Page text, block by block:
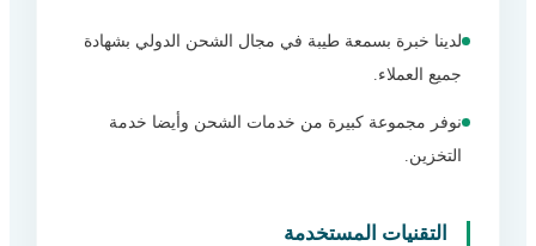
لدينا خبرة بسمعة طيبة في مجال الشحن الدولي بشهادة
جميع العملاء.
نوفر مجموعة كبيرة من خدمات الشحن وأيضا خدمة
التخزين.
التقنيات المستخدمة